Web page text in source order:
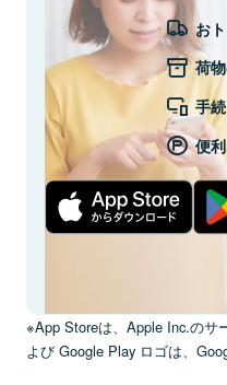
お
荷
手
便
※App Storeは、Apple Inc.のサ
よび Google Play ロゴは、